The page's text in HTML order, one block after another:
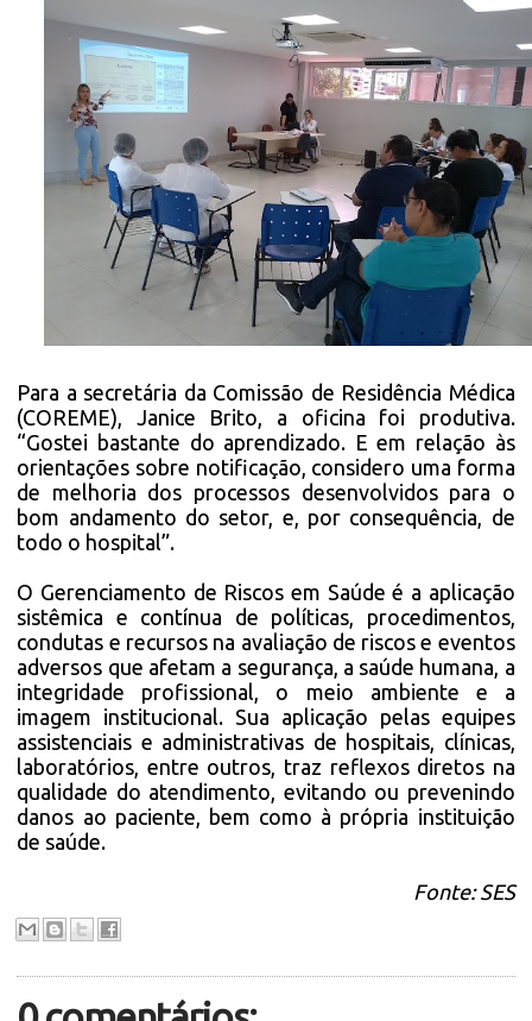
Para a secretária da Comissão de Residência Médica
(COREME), Janice Brito, a oficina foi produtiva.
“Gostei bastante do aprendizado. E em relação às
orientações sobre notificação, considero uma forma
de melhoria dos processos desenvolvidos para o
bom andamento do setor, e, por consequência, de
todo o hospital”.
O Gerenciamento de Riscos em Saúde é a aplicação
sistêmica e contínua de políticas, procedimentos,
condutas e recursos na avaliação de riscos e eventos
adversos que afetam a segurança, a saúde humana, a
integridade profissional, o meio ambiente e a
imagem institucional. Sua aplicação pelas equipes
assistenciais e administrativas de hospitais, clínicas,
laboratórios, entre outros, traz reflexos diretos na
qualidade do atendimento, evitando ou prevenindo
danos ao paciente, bem como à própria instituição
de saúde.
Fonte: SES